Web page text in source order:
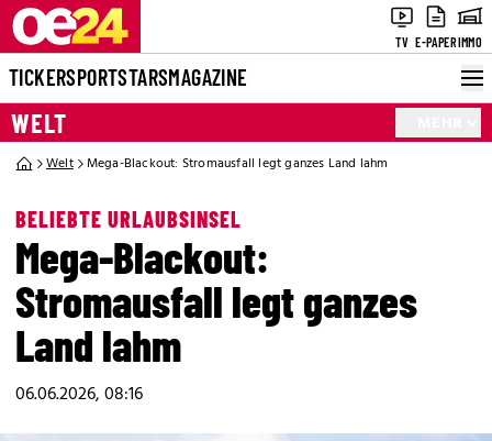
TV E-PAPERIMMO
TICKERSPORTSTARSMAGAZINE
WELT
Welt Mega-Blackout: Stromausfall legt ganzes Land lahm
BELIEBTE URLAUBSINSEL
Mega-Blackout:
Stromausfall legt ganzes
Land lahm
06.06.2026, 08:16